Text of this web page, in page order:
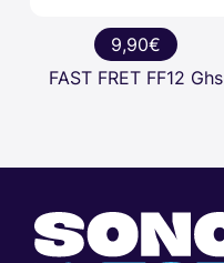
9,90€
FAST FRET FF12 Ghs